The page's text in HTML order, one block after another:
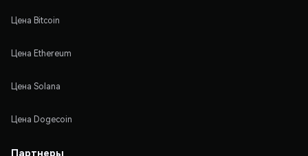
Цена Bitcoin
Цена Ethereum
Цена Solana
Цена Dogecoin
Партнеры